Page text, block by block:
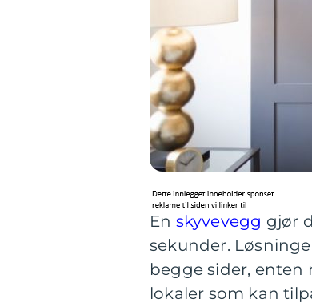
En skyvevegg gjør
sekunder.
begge sider, enten
lokaler som kan